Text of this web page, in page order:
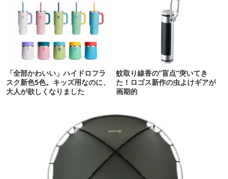
「全部かわいい」ハイドロフラ
スク新色5色。キッズ用なのに、
大人が欲しくなりました
蚊取り線香の“盲点”突いてき
た！ロゴス新作の虫よけギアが
画期的